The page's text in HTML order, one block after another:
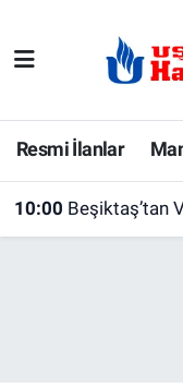
Resmi İlanlar
10:00 Beşiktaş’tan
E-Gazete
Ekonomi
Uşak Hava
Uşak Trafik